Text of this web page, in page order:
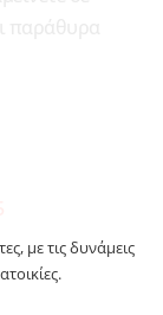
με τις δυνάμεις